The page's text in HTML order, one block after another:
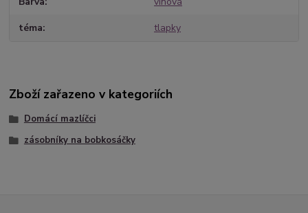
téma tlapky
Zboží zařazeno v kategoriích
Domácí mazlíčci
zásobníky na bobkosáčky